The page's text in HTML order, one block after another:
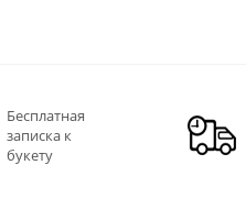
Бесплатная
записка к
букету